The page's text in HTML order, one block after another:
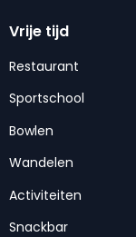
Vrije tijd
Restaurant
Sportschool
Bowlen
Wandelen
Activiteiten
Snackbar